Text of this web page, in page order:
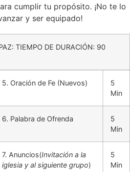
cumplir tu propósito. ¡No te lo
y ser equipado!
TIEMPO DE DURACIÓN: 90
5. Oración de Fe (Nuevos)
5
Min
6. Palabra de Ofrenda
5
Min
7. Anuncios(Invitación a la
iglesia y al siguiente grupo)
5
Min